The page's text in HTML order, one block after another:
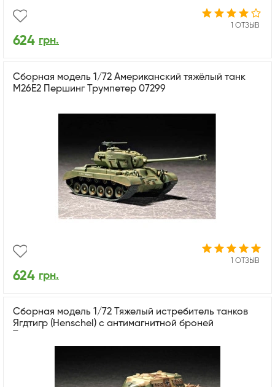
1 ОТЗЫВ
624 грн.
Сборная модель 1/72 Американский тяжёлый танк
M26E2 Першинг Трумпетер 07299
1 ОТЗЫВ
624 грн.
Сборная модель 1/72 Тяжелый истребитель танков
Ягдтигр (Henschel) с антимагнитной броней